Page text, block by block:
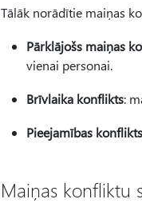
Tālāk norādītie maiņas
Pārklājošs maiņas
vienai personai.
Brīvlaika konflikts:
Pieejamības konflikts
Maiņas konfliktu